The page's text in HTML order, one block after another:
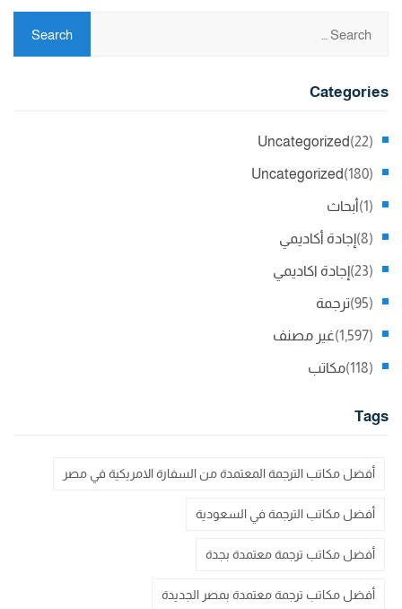
Categories
Uncategorized (22)
Uncategorized (180)
أبحاث (1)
إجادة أكاديمي (8)
إجادة اكاديمي (23)
ترجمة (95)
غير مصنف (1,597)
مكاتب (118)
Tags
أفضل مكاتب الترجمة المعتمدة من السفارة الامريكية في مصر
أفضل مكاتب الترجمة في السعودية
أفضل مكاتب ترجمة معتمدة بجدة
أفضل مكاتب ترجمة معتمدة بمصر الجديدة